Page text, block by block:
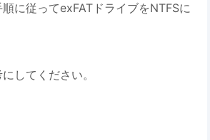
に従ってexFATドライブをNTFSに
してください。